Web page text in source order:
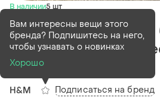
В наличии5 шт
Футболка мужская
черном цвете
H&M
Вам интересны вещи этого
бренда? Подпишитесь на него,
чтобы узнавать о новинках
Хорошо
Подписаться на бренд